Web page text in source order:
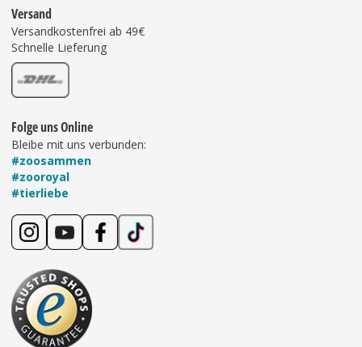
Versand
Versandkostenfrei ab 49€
Schnelle Lieferung
Folge uns Online
Bleibe mit uns verbunden:
#zoosammen
#zooroyal
#tierliebe